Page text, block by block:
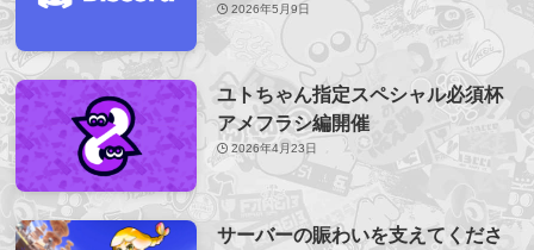
2026年5月9日
ユトちゃん指定スペシャル必須杯
アメフラシ編開催
2026年4月23日
サーバーの賑わいを支えてくださ